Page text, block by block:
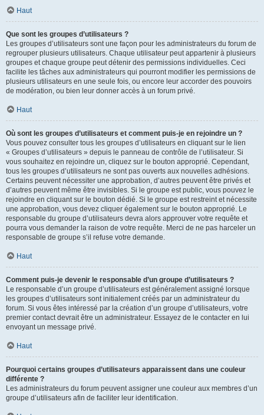
Haut
Que sont les groupes d’utilisateurs ?
Les groupes d’utilisateurs sont une façon pour les administrateurs du forum de
regrouper plusieurs utilisateurs. Chaque utilisateur peut appartenir à plusieurs
groupes et chaque groupe peut détenir des permissions individuelles. Ceci
facilite les tâches aux administrateurs qui pourront modifier les permissions de
plusieurs utilisateurs en une seule fois, ou encore leur accorder des pouvoirs
de modération, ou bien leur donner accès à un forum privé.
Haut
Où sont les groupes d’utilisateurs et comment puis-je en rejoindre un ?
Vous pouvez consulter tous les groupes d’utilisateurs en cliquant sur le lien
« Groupes d’utilisateurs » depuis le panneau de contrôle de l’utilisateur. Si
vous souhaitez en rejoindre un, cliquez sur le bouton approprié. Cependant,
tous les groupes d’utilisateurs ne sont pas ouverts aux nouvelles adhésions.
Certains peuvent nécessiter une approbation, d’autres peuvent être privés et
d’autres peuvent même être invisibles. Si le groupe est public, vous pouvez le
rejoindre en cliquant sur le bouton dédié. Si le groupe est restreint et nécessite
une approbation, vous devez cliquer également sur le bouton approprié. Le
responsable du groupe d’utilisateurs devra alors approuver votre requête et
pourra vous demander la raison de votre requête. Merci de ne pas harceler un
responsable de groupe s’il refuse votre demande.
Haut
Comment puis-je devenir le responsable d’un groupe d’utilisateurs ?
Le responsable d’un groupe d’utilisateurs est généralement assigné lorsque
les groupes d’utilisateurs sont initialement créés par un administrateur du
forum. Si vous êtes intéressé par la création d’un groupe d’utilisateurs, votre
premier contact devrait être un administrateur. Essayez de le contacter en lui
envoyant un message privé.
Haut
Pourquoi certains groupes d’utilisateurs apparaissent dans une couleur
différente ?
Les administrateurs du forum peuvent assigner une couleur aux membres d’un
groupe d’utilisateurs afin de faciliter leur identification.